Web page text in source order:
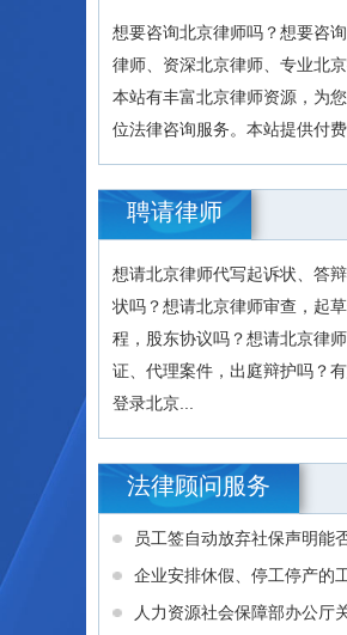
想要咨询北京律师吗？想要咨
律师、资深北京律师、专业北
本站有丰富北京律师资源，为
位法律咨询服务。本站提供付费
聘请律师
想请北京律师代写起诉状、答
状吗？想请北京律师审查，起
程，股东协议吗？想请北京律
证、代理案件，出庭辩护吗？
登录北京...
法律顾问服务
员工签自动放弃社保声明能
企业安排休假、停工停产的
人力资源社会保障部办公厅